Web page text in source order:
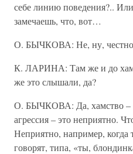
себе линию поведения?..
замечаешь, что, вот…
О. БЫЧКОВА: Не, ну,
К. ЛАРИНА: Там же и до
же это слышали, да?
О. БЫЧКОВА: Да, хамство –
агрессия – это неприятно.
Неприятно, например,
говорят, типа, «ты,